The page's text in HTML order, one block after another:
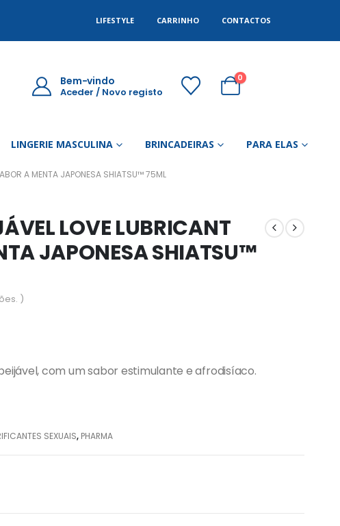
LIFESTYLE CARRINHO CONTACTOS
Bem-vindo
Aceder / Novo registo
0
LINGERIE MASCULINA BRINCADEIRAS PARA ELAS
A MENTA JAPONESA SHIATSU™ 75ML
LOVE LUBRICANT
JAPONESA SHIATSU™
)
com um sabor estimulante e afrodisíaco.
SEXUAIS, PHARMA